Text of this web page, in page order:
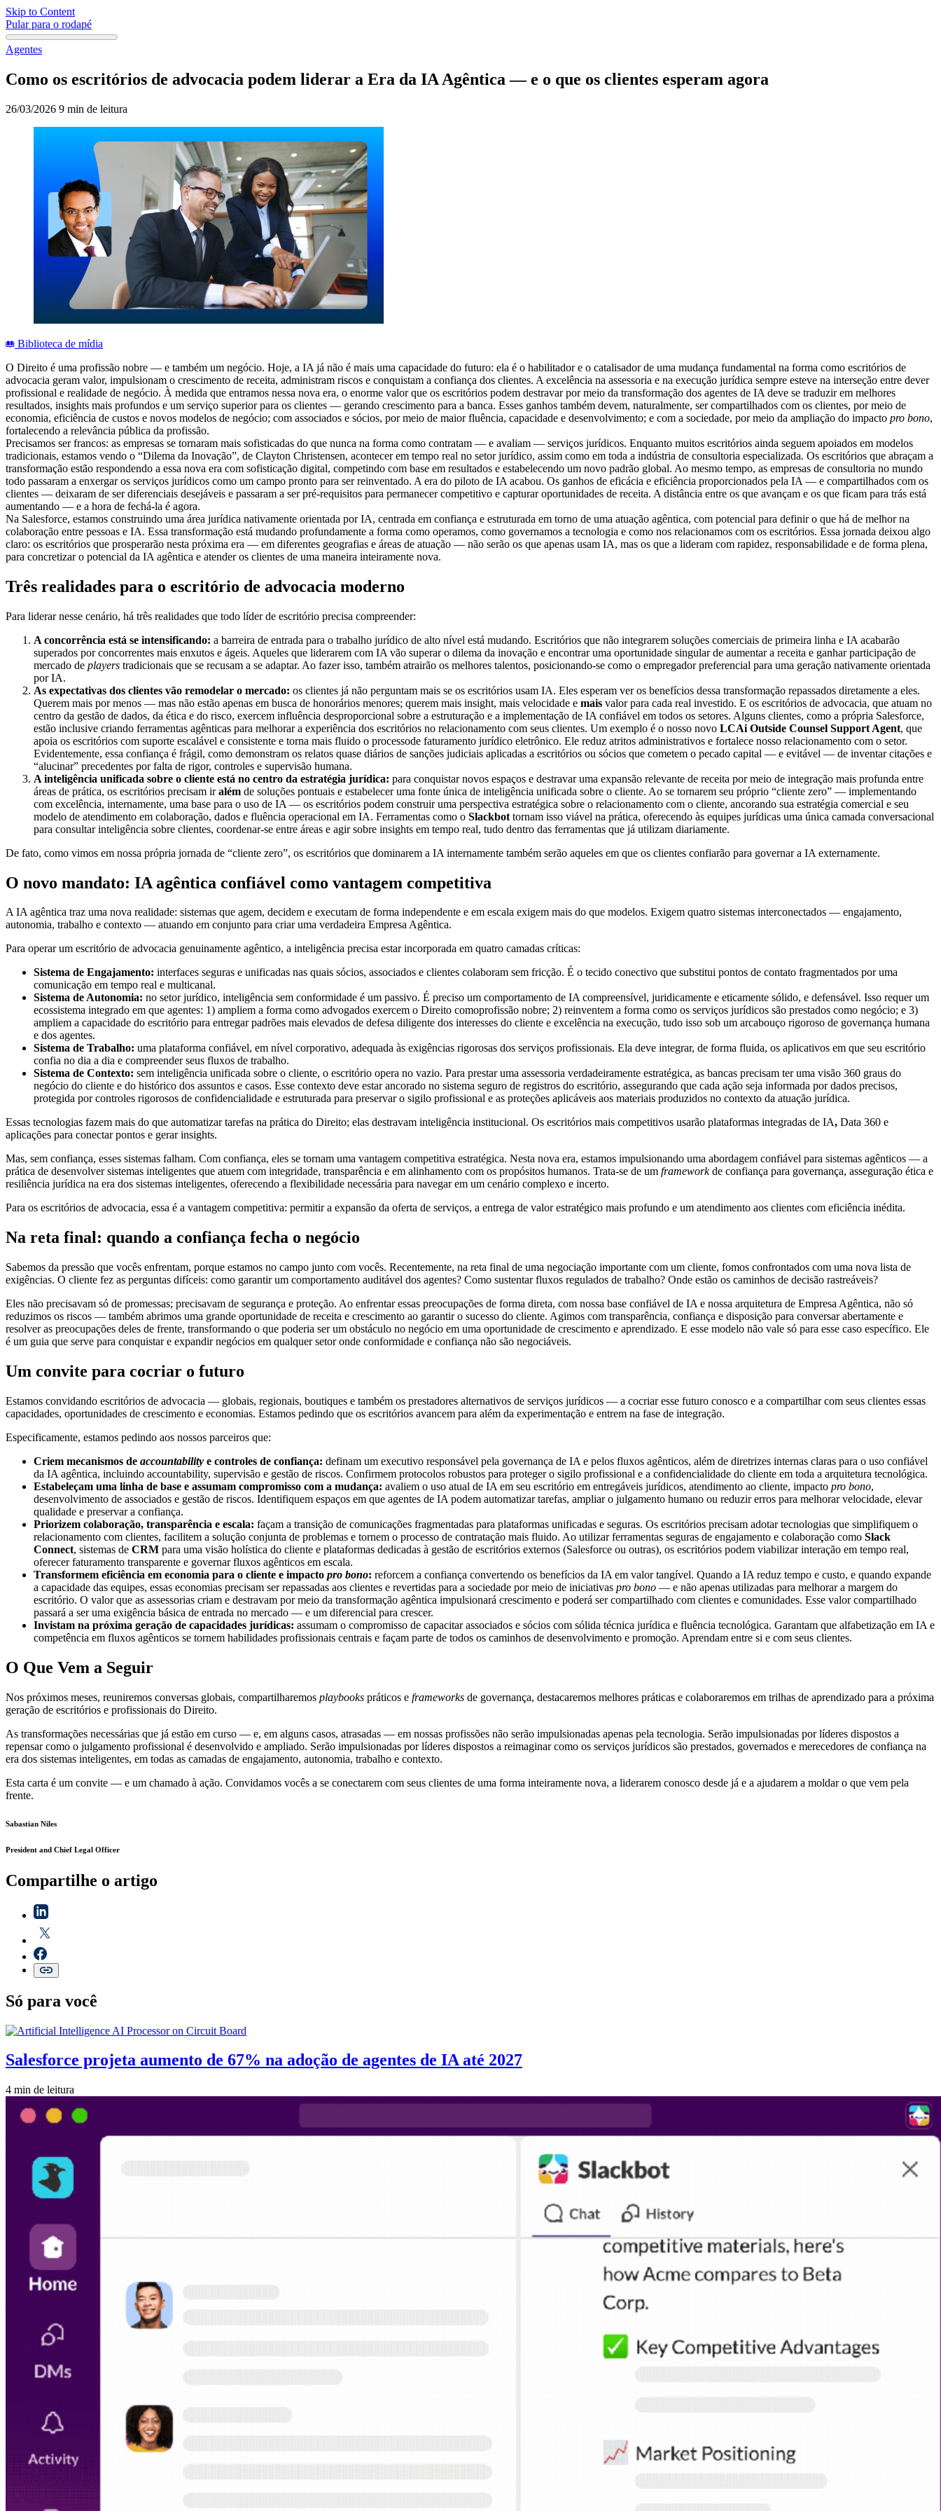
Skip to Content
Pular para o rodapé
Agentes
Como os escritórios de advocacia podem liderar a Era da IA Agêntica — e o que os clientes esperam agora
26/03/2026 9 min de leitura
Biblioteca de mídia
O Direito é uma profissão nobre — e também um negócio. Hoje, a IA já não é mais uma capacidade do futuro: ela é o habilitador e o catalisador de uma mudança fundamental na forma como escritórios de
advocacia geram valor, impulsionam o crescimento de receita, administram riscos e conquistam a confiança dos clientes. A excelência na assessoria e na execução jurídica sempre esteve na interseção entre dever
profissional e realidade de negócio. À medida que entramos nessa nova era, o enorme valor que os escritórios podem destravar por meio da transformação dos agentes de IA deve se traduzir em melhores
resultados, insights mais profundos e um serviço superior para os clientes — gerando crescimento para a banca. Esses ganhos também devem, naturalmente, ser compartilhados com os clientes, por meio de
economia, eficiência de custos e novos modelos de negócio; com associados e sócios, por meio de maior fluência, capacidade e desenvolvimento; e com a sociedade, por meio da ampliação do impacto pro bono,
fortalecendo a relevância pública da profissão.
Precisamos ser francos: as empresas se tornaram mais sofisticadas do que nunca na forma como contratam — e avaliam — serviços jurídicos. Enquanto muitos escritórios ainda seguem apoiados em modelos
tradicionais, estamos vendo o “Dilema da Inovação”, de Clayton Christensen, acontecer em tempo real no setor jurídico, assim como em toda a indústria de consultoria especializada. Os escritórios que abraçam a
transformação estão respondendo a essa nova era com sofisticação digital, competindo com base em resultados e estabelecendo um novo padrão global. Ao mesmo tempo, as empresas de consultoria no mundo
todo passaram a enxergar os serviços jurídicos como um campo pronto para ser reinventado. A era do piloto de IA acabou. Os ganhos de eficácia e eficiência proporcionados pela IA — e compartilhados com os
clientes — deixaram de ser diferenciais desejáveis e passaram a ser pré-requisitos para permanecer competitivo e capturar oportunidades de receita. A distância entre os que avançam e os que ficam para trás está
aumentando — e a hora de fechá-la é agora.
Na Salesforce, estamos construindo uma área jurídica nativamente orientada por IA, centrada em confiança e estruturada em torno de uma atuação agêntica, com potencial para definir o que há de melhor na
colaboração entre pessoas e IA. Essa transformação está mudando profundamente a forma como operamos, como governamos a tecnologia e como nos relacionamos com os escritórios. Essa jornada deixou algo
claro: os escritórios que prosperarão nesta próxima era — em diferentes geografias e áreas de atuação — não serão os que apenas usam IA, mas os que a lideram com rapidez, responsabilidade e de forma plena,
para concretizar o potencial da IA agêntica e atender os clientes de uma maneira inteiramente nova.
Três realidades para o escritório de advocacia moderno
Para liderar nesse cenário, há três realidades que todo líder de escritório precisa compreender:
A concorrência está se intensificando: a barreira de entrada para o trabalho jurídico de alto nível está mudando. Escritórios que não integrarem soluções comerciais de primeira linha e IA acabarão
superados por concorrentes mais enxutos e ágeis. Aqueles que liderarem com IA vão superar o dilema da inovação e encontrar uma oportunidade singular de aumentar a receita e ganhar participação de
mercado de players tradicionais que se recusam a se adaptar. Ao fazer isso, também atrairão os melhores talentos, posicionando-se como o empregador preferencial para uma geração nativamente orientada
por IA.
As expectativas dos clientes vão remodelar o mercado: os clientes já não perguntam mais se os escritórios usam IA. Eles esperam ver os benefícios dessa transformação repassados diretamente a eles.
Querem mais por menos — mas não estão apenas em busca de honorários menores; querem mais insight, mais velocidade e mais valor para cada real investido. E os escritórios de advocacia, que atuam no
centro da gestão de dados, da ética e do risco, exercem influência desproporcional sobre a estruturação e a implementação de IA confiável em todos os setores. Alguns clientes, como a própria Salesforce,
estão inclusive criando ferramentas agênticas para melhorar a experiência dos escritórios no relacionamento com seus clientes. Um exemplo é o nosso novo LCAi Outside Counsel Support Agent, que
apoia os escritórios com suporte escalável e consistente e torna mais fluido o processode faturamento jurídico eletrônico. Ele reduz atritos administrativos e fortalece nosso relacionamento com o setor.
Evidentemente, essa confiança é frágil, como demonstram os relatos quase diários de sanções judiciais aplicadas a escritórios ou sócios que cometem o pecado capital — e evitável — de inventar citações e
“alucinar” precedentes por falta de rigor, controles e supervisão humana.
A inteligência unificada sobre o cliente está no centro da estratégia jurídica: para conquistar novos espaços e destravar uma expansão relevante de receita por meio de integração mais profunda entre
áreas de prática, os escritórios precisam iralém de soluções pontuais e estabelecer uma fonte única de inteligência unificada sobre o cliente. Ao se tornarem seu próprio “cliente zero” — implementando
com excelência, internamente, uma base para o uso de IA — os escritórios podem construir uma perspectiva estratégica sobre o relacionamento com o cliente, ancorando sua estratégia comercial e seu
modelo de atendimento em colaboração, dados e fluência operacional em IA. Ferramentas como o Slackbot tornam isso viável na prática, oferecendo às equipes jurídicas uma única camada conversacional
para consultar inteligência sobre clientes, coordenar-se entre áreas e agir sobre insights em tempo real, tudo dentro das ferramentas que já utilizam diariamente.
De fato, como vimos em nossa própria jornada de “cliente zero”, os escritórios que dominarem a IA internamente também serão aqueles em que os clientes confiarão para governar a IA externamente.
O novo mandato: IA agêntica confiável como vantagem competitiva
A IA agêntica traz uma nova realidade: sistemas que agem, decidem e executam de forma independente e em escala exigem mais do que modelos. Exigem quatro sistemas interconectados — engajamento,
autonomia, trabalho e contexto — atuando em conjunto para criar uma verdadeira Empresa Agêntica.
Para operar um escritório de advocacia genuinamente agêntico, a inteligência precisa estar incorporada em quatro camadas críticas:
Sistema de Engajamento: interfaces seguras e unificadas nas quais sócios, associados e clientes colaboram sem fricção. É o tecido conectivo que substitui pontos de contato fragmentados por uma
comunicação em tempo real e multicanal.
Sistema de Autonomia: no setor jurídico, inteligência sem conformidade é um passivo. É preciso um comportamento de IA compreensível, juridicamente e eticamente sólido, e defensável. Isso requer um
ecossistema integrado em que agentes: 1) ampliem a forma como advogados exercem o Direito comoprofissão nobre; 2) reinventem a forma como os serviços jurídicos são prestados como negócio; e 3)
ampliem a capacidade do escritório para entregar padrões mais elevados de defesa diligente dos interesses do cliente e excelência na execução, tudo isso sob um arcabouço rigoroso de governança humana
e dos agentes.
Sistema de Trabalho: uma plataforma confiável, em nível corporativo, adequada às exigências rigorosas dos serviços profissionais. Ela deve integrar, de forma fluida, os aplicativos em que seu escritório
confia no dia a dia e compreender seus fluxos de trabalho.
Sistema de Contexto: sem inteligência unificada sobre o cliente, o escritório opera no vazio. Para prestar uma assessoria verdadeiramente estratégica, as bancas precisam ter uma visão 360 graus do
negócio do cliente e do histórico dos assuntos e casos. Esse contexto deve estar ancorado no sistema seguro de registros do escritório, assegurando que cada ação seja informada por dados precisos,
protegida por controles rigorosos de confidencialidade e estruturada para preservar o sigilo profissional e as proteções aplicáveis aos materiais produzidos no contexto da atuação jurídica.
Essas tecnologias fazem mais do que automatizar tarefas na prática do Direito; elas destravam inteligência institucional. Os escritórios mais competitivos usarão plataformas integradas de IA, Data 360 e
aplicações para conectar pontos e gerar insights.
Mas, sem confiança, esses sistemas falham. Com confiança, eles se tornam uma vantagem competitiva estratégica. Nesta nova era, estamos impulsionando uma abordagem confiável para sistemas agênticos — a
prática de desenvolver sistemas inteligentes que atuem com integridade, transparência e em alinhamento com os propósitos humanos. Trata-se de um frameworkde confiança para governança, asseguração ética e
resiliência jurídica na era dos sistemas inteligentes, oferecendo a flexibilidade necessária para navegar em um cenário complexo e incerto.
Para os escritórios de advocacia, essa é a vantagem competitiva: permitir a expansão da oferta de serviços, a entrega de valor estratégico mais profundo e um atendimento aos clientes com eficiência inédita.
Na reta final: quando a confiança fecha o negócio
Sabemos da pressão que vocês enfrentam, porque estamos no campo junto com vocês. Recentemente, na reta final de uma negociação importante com um cliente, fomos confrontados com uma nova lista de
exigências. O cliente fez as perguntas difíceis: como garantir um comportamento auditável dos agentes? Como sustentar fluxos regulados de trabalho? Onde estão os caminhos de decisão rastreáveis?
Eles não precisavam só de promessas; precisavam de segurança e proteção. Ao enfrentar essas preocupações de forma direta, com nossa base confiável de IA e nossa arquitetura de Empresa Agêntica, não só
reduzimos os riscos — também abrimos uma grande oportunidade de receita e crescimento ao garantir o sucesso do cliente. Agimos com transparência, confiança e disposição para conversar abertamente e
resolver as preocupações deles de frente, transformando o que poderia ser um obstáculo no negócio em uma oportunidade de crescimento e aprendizado. E esse modelo não vale só para esse caso específico. Ele
é um guia que serve para conquistar e expandir negócios em qualquer setor onde conformidade e confiança não são negociáveis.
Um convite para cocriar o futuro
Estamos convidando escritórios de advocacia — globais, regionais, boutiques e também os prestadores alternativos de serviços jurídicos — a cocriar esse futuro conosco e a compartilhar com seus clientes essas
capacidades, oportunidades de crescimento e economias. Estamos pedindo que os escritórios avancem para além da experimentação e entrem na fase de integração.
Especificamente, estamos pedindo aos nossos parceiros que:
Criem mecanismos de accountability e controles de confiança: definam um executivo responsável pela governança de IA e pelos fluxos agênticos, além de diretrizes internas claras para o uso confiável
da IA agêntica, incluindo accountability, supervisão e gestão de riscos. Confirmem protocolos robustos para proteger o sigilo profissional e a confidencialidade do cliente em toda a arquitetura tecnológica.
Estabeleçam uma linha de base e assumam compromisso com a mudança: avaliem o uso atual de IA em seu escritório em entregáveis jurídicos, atendimento ao cliente, impacto pro bono,
desenvolvimento de associados e gestão de riscos. Identifiquem espaços em que agentes de IA podem automatizar tarefas, ampliar o julgamento humano ou reduzir erros para melhorar velocidade, elevar
qualidade e preservar a confiança.
Priorizem colaboração, transparência e escala: façam a transição de comunicações fragmentadas para plataformas unificadas e seguras. Os escritórios precisam adotar tecnologias que simplifiquem o
relacionamento com clientes, facilitem a solução conjunta de problemas e tornem o processo de contratação mais fluido. Ao utilizar ferramentas seguras de engajamento e colaboração como Slack
Connect, sistemas de CRM para uma visão holística do cliente e plataformas dedicadas à gestão de escritórios externos (Salesforce ou outras), os escritórios podem viabilizar interação em tempo real,
oferecer faturamento transparente e governar fluxos agênticos em escala.
Transformem eficiência em economia para o cliente e impacto pro bono: reforcem a confiança convertendo os benefícios da IA em valor tangível. Quando a IA reduz tempo e custo, e quando expande
a capacidade das equipes, essas economias precisam ser repassadas aos clientes e revertidas para a sociedade por meio de iniciativas pro bono — e não apenas utilizadas para melhorar a margem do
escritório. O valor que as assessorias criam e destravam por meio da transformação agêntica impulsionará crescimento e poderá ser compartilhado com clientes e comunidades. Esse valor compartilhado
passará a ser uma exigência básica de entrada no mercado — e um diferencial para crescer.
Invistam na próxima geração de capacidades jurídicas: assumam o compromisso de capacitar associados e sócios com sólida técnica jurídica e fluência tecnológica. Garantam que alfabetização em IA e
competência em fluxos agênticos se tornem habilidades profissionais centrais e façam parte de todos os caminhos de desenvolvimento e promoção. Aprendam entre si e com seus clientes.
O Que Vem a Seguir
Nos próximos meses, reuniremos conversas globais, compartilharemos playbooks práticos e frameworks de governança, destacaremos melhores práticas e colaboraremos em trilhas de aprendizado para a próxima
geração de escritórios e profissionais do Direito.
As transformações necessárias que já estão em curso — e, em alguns casos, atrasadas — em nossas profissões não serão impulsionadas apenas pela tecnologia. Serão impulsionadas por líderes dispostos a
repensar como o julgamento profissional é desenvolvido e ampliado. Serão impulsionadas por líderes dispostos a reimaginar como os serviços jurídicos são prestados, governados e merecedores de confiança na
era dos sistemas inteligentes, em todas as camadas de engajamento, autonomia, trabalho e contexto.
Esta carta é um convite — e um chamado à ação. Convidamos vocês a se conectarem com seus clientes de uma forma inteiramente nova, a liderarem conosco desde já e a ajudarem a moldar o que vem pela
frente.
Sabastian Niles
President and Chief Legal Officer
Compartilhe o artigo
Só para você
Salesforce projeta aumento de 67% na adoção de agentes de IA até 2027
4 min de leitura